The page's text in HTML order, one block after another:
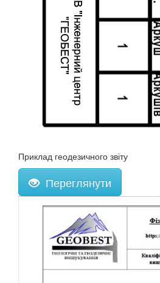
Приклад геодезичного звіту
Переглянути